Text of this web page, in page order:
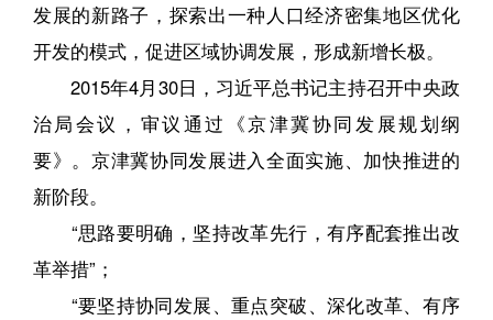
发展的新路子，探索出一种人口经济密集地区优化
开发的模式，促进区域协调发展，形成新增长极。
2015年4月30日，习近平总书记主持召开中央政
治局会议，审议通过《京津冀协同发展规划纲
要》。京津冀协同发展进入全面实施、加快推进的
新阶段。
“思路要明确，坚持改革先行，有序配套推出改
革举措”；
“要坚持协同发展、重点突破、深化改革、有序